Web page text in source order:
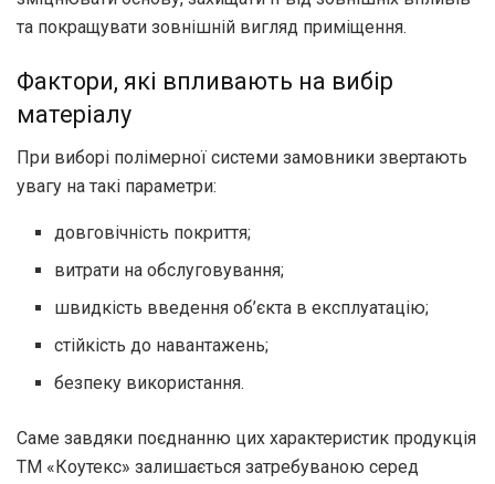
та покращувати зовнішній вигляд приміщення.
Фактори, які впливають на вибір
матеріалу
При виборі полімерної системи замовники звертають
увагу на такі параметри:
довговічність покриття;
витрати на обслуговування;
швидкість введення об’єкта в експлуатацію;
стійкість до навантажень;
безпеку використання.
Саме завдяки поєднанню цих характеристик продукція
ТМ «Коутекс» залишається затребуваною серед